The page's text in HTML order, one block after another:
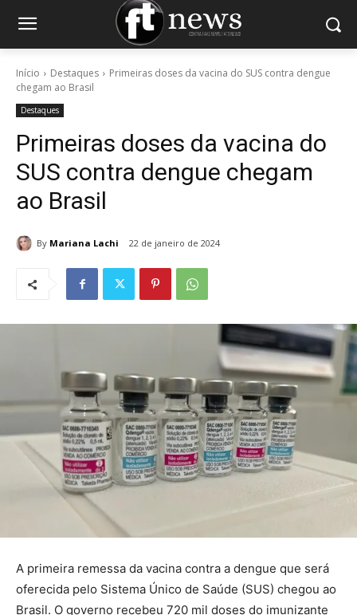
Início Destaques
Primeiras doses da vacina do SUS contra dengue
chegam ao Brasil
Destaques
Primeiras doses da vacina do
SUS contra dengue chegam
ao Brasil
By Mariana Lachi 22 de janeiro de 2024
A primeira remessa da vacina contra a dengue que será
oferecida pelo Sistema Único de Saúde (SUS) chegou ao
Brasil. O governo recebeu 720 mil doses do imunizante